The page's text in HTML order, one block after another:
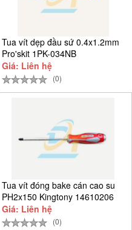
Tua vít dẹp đầu sứ 0.4x1.2mm
Pro'skit 1PK-034NB
Giá: Liên hệ
(0)
Tua vít đóng bake cán cao su
PH2x150 Kingtony 14610206
Giá: Liên hệ
(0)